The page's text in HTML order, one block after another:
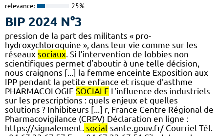
relevance: 25%
BIP 2024 N°3
pression de la part des militants « pro-
hydroxychloroquine », dans leur vie comme sur les
réseaux sociaux. Si l’intervention de lobbies non
scientifiques permet d’aboutir à une telle décision,
nous craignons [...] la femme enceinte Exposition aux
IPP pendant la petite enfance et risque d’asthme
PHARMACOLOGIE SOCIALE L'influence des industriels
sur les prescriptions : quels enjeux et quelles
solutions ? Inhibiteurs [...] r, France Centre Régional de
Pharmacovigilance (CRPV) Déclaration en ligne :
https://signalement. social-sante.gouv.fr/ Courriel Tél.